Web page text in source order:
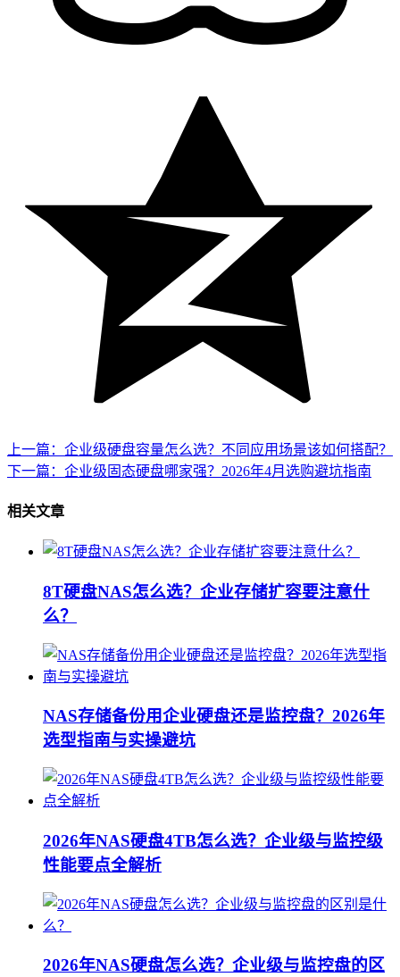
上一篇：企业级硬盘容量怎么选？不同应用场景该如何搭配？
下一篇：企业级固态硬盘哪家强？2026年4月选购避坑指南
相关文章
8T硬盘NAS怎么选？企业存储扩容要注意什
么？
NAS存储备份用企业硬盘还是监控盘？2026年
选型指南与实操避坑
2026年NAS硬盘4TB怎么选？企业级与监控级
性能要点全解析
2026年NAS硬盘怎么选？企业级与监控盘的区